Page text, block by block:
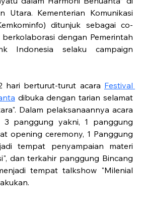
Utara. Kementerian Komunikasi
ditunjuk sebagai co-
dengan Pemerintah
Indonesia selaku campaign
hari berturut-turut acara Festival
dibuka dengan tarian selamat
Dalam pelaksanaannya acara
3 panggung yakni, 1 panggung
opening ceremony, 1 Panggung
tempat penyampaian materi
dan terkahir panggung Bincang
tempat talkshow "Milenial